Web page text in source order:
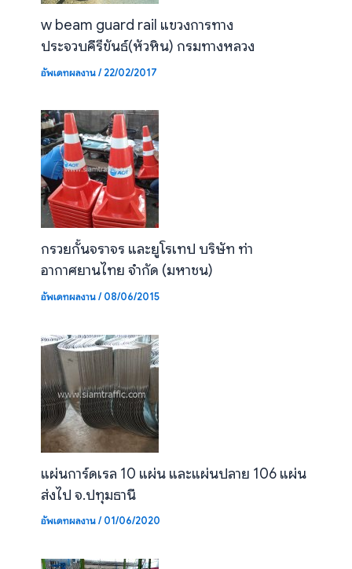
w beam guard rail แขวงการทาง
ประจวบคีรีขันธ์(หัวหิน) กรมทางหลวง
อัพเดทผลงาน/22/02/2017
กรวยกั้นจราจร และยูโรเทป บริษัท ท่า
อากาศยานไทย จำกัด (มหาชน)
อัพเดทผลงาน/08/06/2015
แผ่นการ์ดเรล 10 แผ่น และแผ่นปลาย 106 แผ่น
ส่งไป จ.ปทุมธานี
อัพเดทผลงาน/01/06/2020